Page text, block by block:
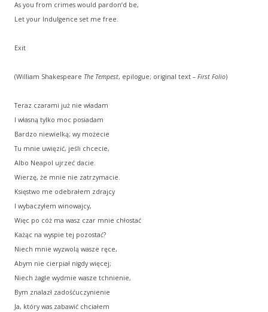
As you from crimes would pardon’d be,
Let your Indulgence set me free.
Exit
(William Shakespeare The Tempest, epilogue; original text – First Folio)
Teraz czarami już nie władam
I własną tylko moc posiadam
Bardzo niewielką; wy możecie
Tu mnie uwięzić, jeśli chcecie,
Albo Neapol ujrzeć dacie.
Wierzę, że mnie nie zatrzymacie.
Księstwo me odebrałem zdrajcy
I wybaczyłem winowajcy,
Więc po cóż ma wasz czar mnie chłostać
Każąc na wyspie tej pozostać?
Niech mnie wyzwolą wasze ręce,
Abym nie cierpiał nigdy więcej;
Niech żagle wydmie wasze tchnienie,
Bym znalazł zadośćuczynienie
Ja, który was zabawić chciałem